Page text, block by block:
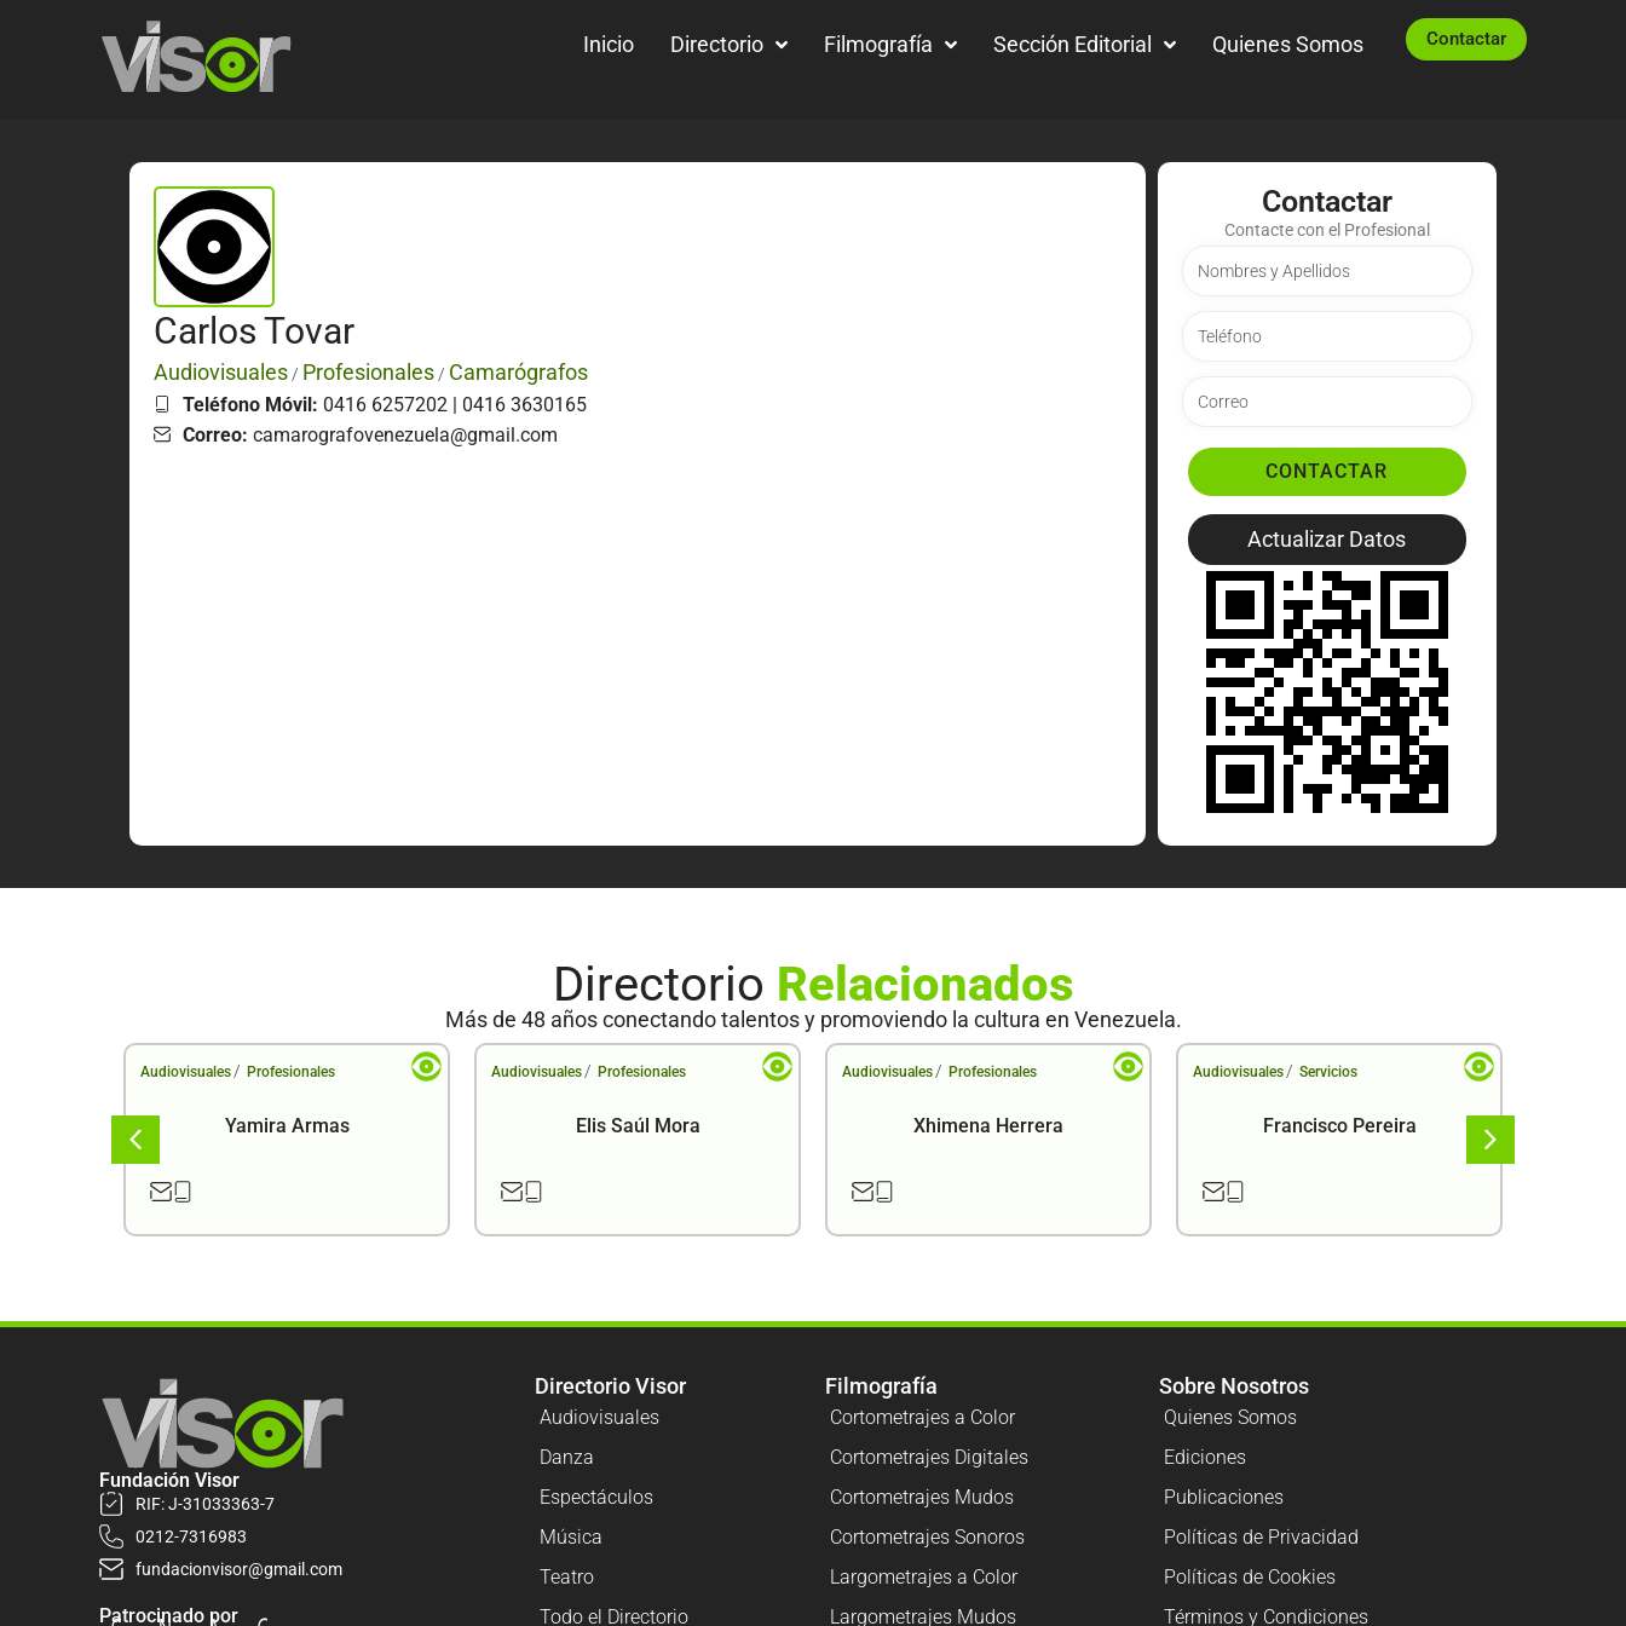
Inicio Directorio Filmografía Sección Editorial Quienes Somos Contactar
Carlos Tovar
Audiovisuales / Profesionales / Camarógrafos
Teléfono Móvil: 0416 6257202 | 0416 3630165
Correo: camarografovenezuela@gmail.com
Contactar
Contacte con el Profesional
CONTACTAR
Actualizar Datos
Directorio Relacionados
Más de 48 años conectando talentos y promoviendo la cultura en Venezuela.
Audiovisuales / Profesionales
Yamira Armas
Audiovisuales / Profesionales
Elis Saúl Mora
Audiovisuales / Profesionales
Xhimena Herrera
Audiovisuales / Servicios
Francisco Pereira
Fundación Visor
RIF: J-31033363-7
0212-7316983
fundacionvisor@gmail.com
Patrocinado por
Directorio Visor
Audiovisuales
Danza
Espectáculos
Música
Teatro
Todo el Directorio
Filmografía
Cortometrajes a Color
Cortometrajes Digitales
Cortometrajes Mudos
Cortometrajes Sonoros
Largometrajes a Color
Largometrajes Mudos
Sobre Nosotros
Quienes Somos
Ediciones
Publicaciones
Políticas de Privacidad
Políticas de Cookies
Términos y Condiciones